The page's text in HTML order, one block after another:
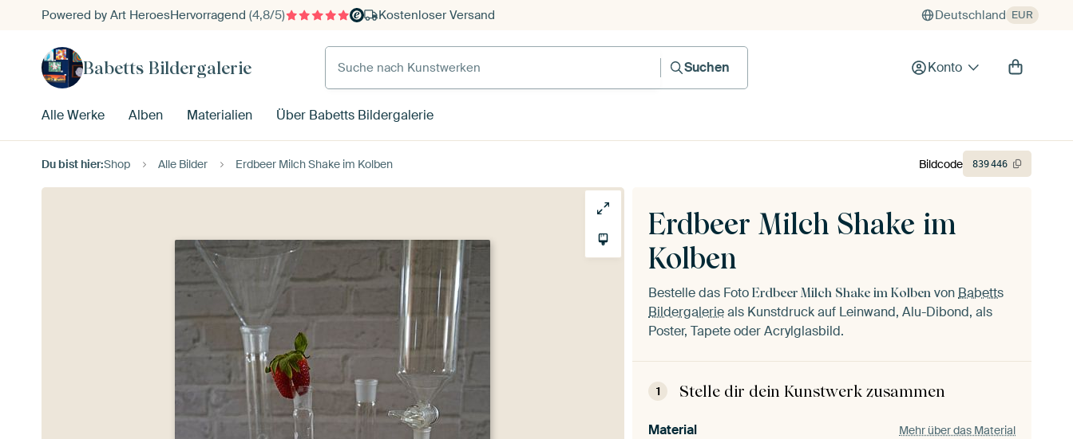
Powered by Art HeroesHervorragend (4,8/5) Kostenloser Versand Deutschland EUR
Babetts Bildergalerie
Suche nach Kunstwerken
Suchen
Konto
Alle Werke Alben Materialien Über Babetts Bildergalerie
Du bist hier:Shop Alle Bilder Erdbeer Milch Shake im Kolben
Erdbeer Milch Shake im
Kolben
Bestelle das Foto Erdbeer Milch Shake im Kolben von Babetts
Bildergalerieals Kunstdruck auf Leinwand, Alu-Dibond, als
Poster, Tapete oder Acrylglasbild.
1 Stelle dir dein Kunstwerk zusammen
Material Mehr über das Material
Bildcode 839446